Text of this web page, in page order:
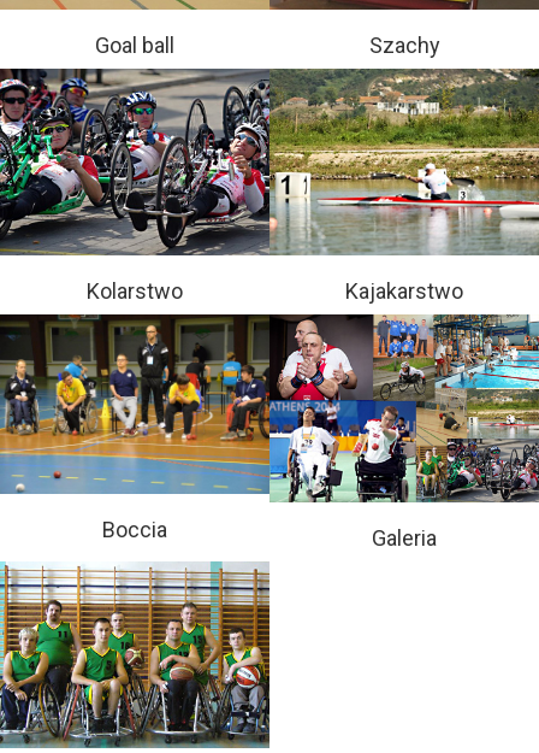
Goal ball Szachy
Kolarstwo Kajakarstwo
Boccia Galeria